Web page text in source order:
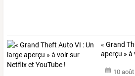
« Grand
aperçu » à
10